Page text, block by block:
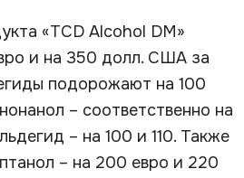
«TCD Alcohol DM»
и на 350 долл. США за
подорожают на 100
– соответственно на
– на 100 и 110. Также
– на 200 евро и 220